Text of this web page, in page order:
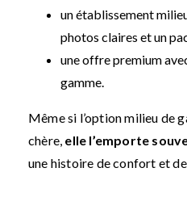
un établissement
photos claires et un
une offre premium
gamme.
Même si l’option milieu de
chère, elle l’emporte
une histoire de confort et